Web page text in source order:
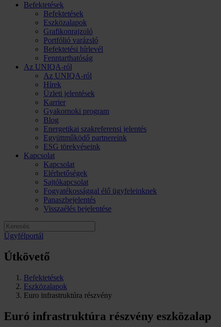
Befektetések
Befektetések
Eszközalapok
Grafikonrajzoló
Portfólió varázsló
Befektetési hírlevél
Fenntarthatóság
Az UNIQA-ról
Az UNIQA-ról
Hírek
Üzleti jelentések
Karrier
Gyakornoki program
Blog
Energetikai szakreferensi jelentés
Együttműködő partnereink
ESG törekvéseink
Kapcsolat
Kapcsolat
Elérhetőségek
Sajtókapcsolat
Fogyatékossággal élő ügyfeleinknek
Panaszbejelentés
Visszaélés bejelentése
Ügyfélportál
Útkövető
Befektetések
Eszközalapok
Euro infrastruktúra részvény
Euró infrastruktúra részvény eszközalap